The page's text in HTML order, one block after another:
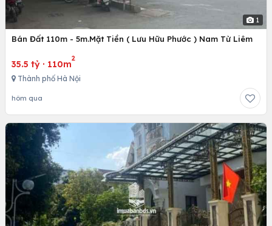
1
Bán Đất 110m - 5m.Mặt Tiền ( Lưu Hữu Phước ) Nam Từ Liêm
35.5 tỷ · 110m
2
Thành phố Hà Nội
hôm qua